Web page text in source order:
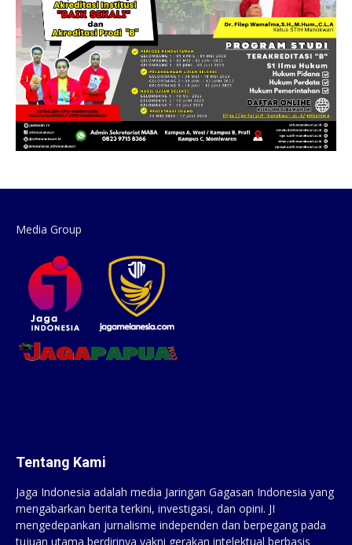
Media Group
Tentang Kami
Jaga Indonesia adalah media Jaringan Gagasan Indonesia yang
mengabarkan berita terkini, investigasi, dan opini. JI
mengedepankan jurnalisme independen dan berpegang pada
tujuan utama berdirinya yakni gerakan intelektual berbasis